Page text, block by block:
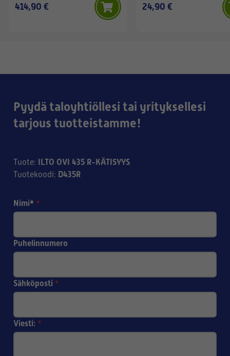
414,90 € 24,90 €
Pyydä taloyhtiöllesi tai yrityksellesi
tarjous tuotteistamme!
Tuote: ILTO OVI 435 R-KÄTISYYS
Tuotekoodi: D435R
Nimi* *
Puhelinnumero
Sähköposti *
Viesti: *